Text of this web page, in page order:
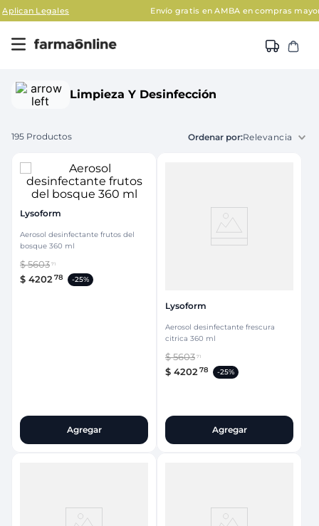
Envío gratis en AMBA en compras mayores a $120.000Aplican
Limpieza Y Desinfección
195 Productos Relevancia
Lysoform
Aerosol desinfectante frutos del
bosque 360 ml
$5603 71
$ 4202 78 -25%
Agregar
Lysoform
Aerosol desinfectante frescura
citrica 360 ml
$5603 71
$ 4202 78 -25%
Agregar